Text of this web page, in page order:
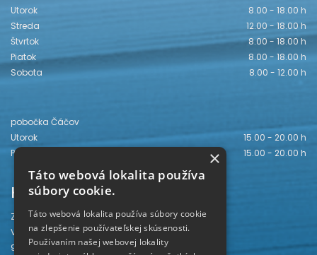
Utorok
8.00 - 18.00 h
Streda
12.00 - 18.00 h
Štvrtok
8.00 - 18.00 h
Piatok
8.00 - 18.00 h
Sobota
8.00 - 12.00 h
pobočka Čáčov
Utorok
15.00 - 20.00 h
Piatok
15.00 - 20.00 h
Kontakt
Záhorská knižnica
Vajanského 28
905 01 Senica
×
Táto webová lokalita používa
súbory cookie.
Táto webová lokalita používa súbory cookie
na zlepšenie používateľskej skúsenosti.
Používaním našej webovej lokality